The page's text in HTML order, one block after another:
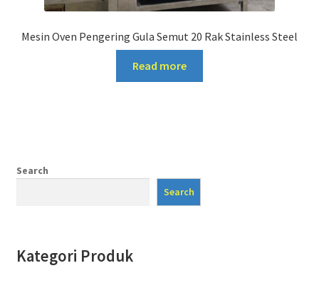
Mesin Oven Pengering Gula Semut 20 Rak Stainless Steel
Read more
Search
Search
Kategori Produk